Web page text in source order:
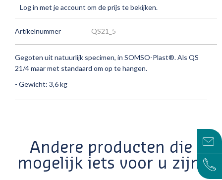
Log in met je account om de prijs te bekijken.
Artikelnummer QS21_5
Gegoten uit natuurlijk specimen, in SOMSO-Plast®.Als QS
21/4 maar met standaard om op te hangen.
- Gewicht: 3,6 kg
Andere producten die
mogelijk iets voor u zijn!